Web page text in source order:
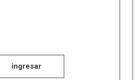
ingresar